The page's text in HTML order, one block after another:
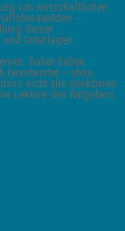
von wirtschaftlichen
dieser
Unterlagen.
Daher haben
beantwortet – ohne
nicht alle denkbaren
Lektüre des Ratgebers